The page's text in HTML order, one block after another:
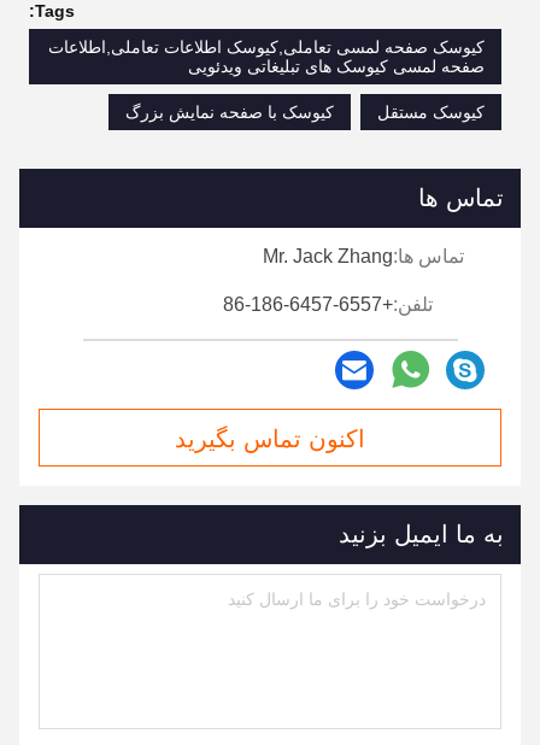
Tags:
کیوسک صفحه لمسی تعاملی,کیوسک اطلاعات تعاملی,اطلاعات
صفحه لمسی کیوسک های تبلیغاتی ویدئویی
کیوسک مستقل کیوسک با صفحه نمایش بزرگ
تماس ها
تماس ها:Mr. Jack Zhang
تلفن:+86-186-6457-6557
اکنون تماس بگیرید
به ما ایمیل بزنید